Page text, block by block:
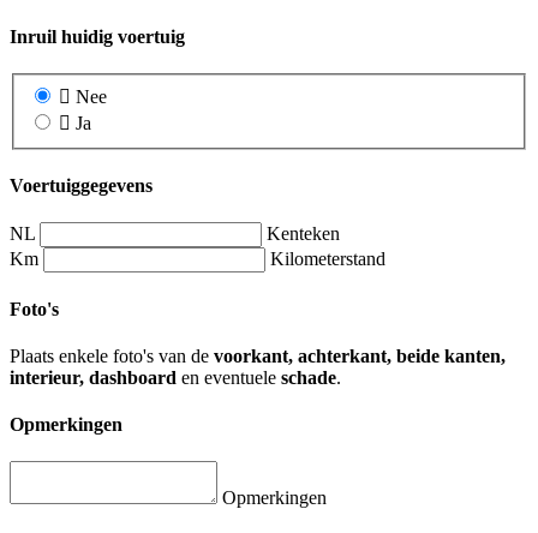
Inruil huidig voertuig
Nee
Ja
Voertuiggegevens
NL
Kenteken
Km
Kilometerstand
Foto's
Plaats enkele foto's van de voorkant, achterkant, beide kanten,
interieur, dashboard en eventuele schade.
Opmerkingen
Opmerkingen